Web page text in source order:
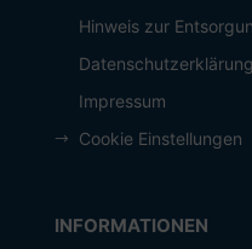
Hinweis zur
Datenschutzerklärung
Impressum
Cookie Einstellungen
INFORMATIONEN